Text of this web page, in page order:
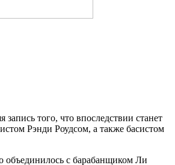
того, что впоследствии станет
Рэнди Роудсом, а также басистом
объединилось с барабанщиком Ли